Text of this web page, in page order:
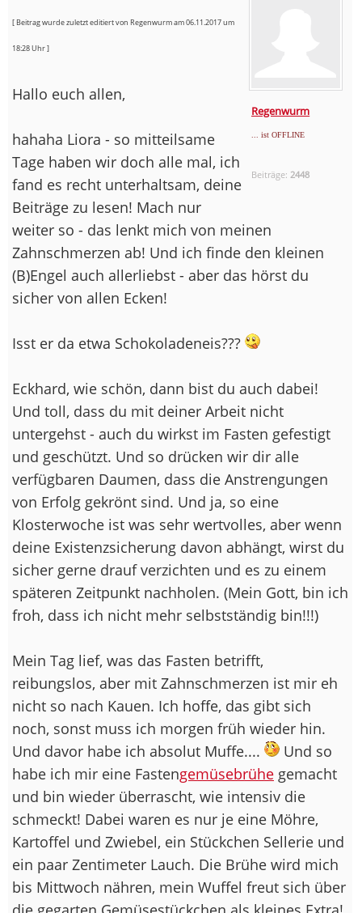
Regenwurm
... ist OFFLINE
Beiträge: 2448
[ Beitrag wurde zuletzt editiert von Regenwurm am 06.11.2017 um
18:28 Uhr ]
Hallo euch allen,
hahaha Liora - so mitteilsame
Tage haben wir doch alle mal, ich
fand es recht unterhaltsam, deine
Beiträge zu lesen! Mach nur
weiter so - das lenkt mich von meinen
Zahnschmerzen ab! Und ich finde den kleinen
(B)Engel auch allerliebst - aber das hörst du
sicher von allen Ecken!
Isst er da etwa Schokoladeneis???
Eckhard, wie schön, dann bist du auch dabei!
Und toll, dass du mit deiner Arbeit nicht
untergehst - auch du wirkst im Fasten gefestigt
und geschützt. Und so drücken wir dir alle
verfügbaren Daumen, dass die Anstrengungen
von Erfolg gekrönt sind. Und ja, so eine
Klosterwoche ist was sehr wertvolles, aber wenn
deine Existenzsicherung davon abhängt, wirst du
sicher gerne drauf verzichten und es zu einem
späteren Zeitpunkt nachholen. (Mein Gott, bin ich
froh, dass ich nicht mehr selbstständig bin!!!)
Mein Tag lief, was das Fasten betrifft,
reibungslos, aber mit Zahnschmerzen ist mir eh
nicht so nach Kauen. Ich hoffe, das gibt sich
noch, sonst muss ich morgen früh wieder hin.
Und davor habe ich absolut Muffe....
Und so
habe ich mir eine Fastengemüsebrühe gemacht
und bin wieder überrascht, wie intensiv die
schmeckt! Dabei waren es nur je eine Möhre,
Kartoffel und Zwiebel, ein Stückchen Sellerie und
ein paar Zentimeter Lauch. Die Brühe wird mich
bis Mittwoch nähren, mein Wuffel freut sich über